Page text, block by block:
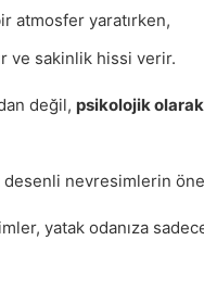
atmosfer yaratırken,
ve sakinlik hissi verir.
değil, psikolojik olarak
nevresimlerin
yatak odanıza